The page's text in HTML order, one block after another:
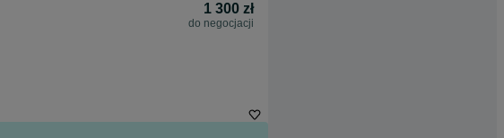
1 300 zł
do negocjacji